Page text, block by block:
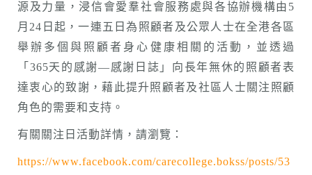
源及力量，浸信會愛羣社會服務處與各協辦機構由5
月24日起，一連五日為照顧者及公眾人士在全港各區
舉辦多個與照顧者身心健康相關的活動，並透過
「365天的感謝—感謝日誌」向長年無休的照顧者表
達衷心的致謝，藉此提升照顧者及社區人士關注照顧
角色的需要和支持。
有關關注日活動詳情，請瀏覽：
https://www.facebook.com/carecollege.bokss/posts/53